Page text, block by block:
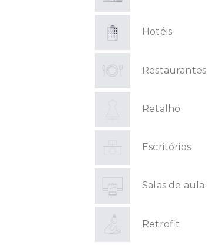
Hotéis
Restaurantes
Retalho
Escritórios
Salas de aula
Retrofit